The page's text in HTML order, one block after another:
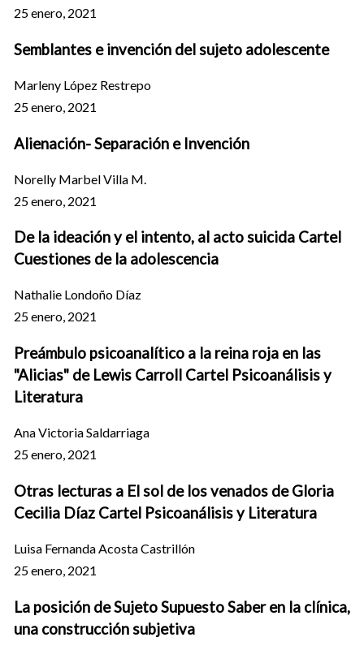
25 enero, 2021
Semblantes e invención del sujeto adolescente
Marleny López Restrepo
25 enero, 2021
Alienación- Separación e Invención
Norelly Marbel Villa M.
25 enero, 2021
De la ideación y el intento, al acto suicida Cartel
Cuestiones de la adolescencia
Nathalie Londoño Díaz
25 enero, 2021
Preámbulo psicoanalítico a la reina roja en las
"Alicias" de Lewis Carroll Cartel Psicoanálisis y
Literatura
Ana Victoria Saldarriaga
25 enero, 2021
Otras lecturas a El sol de los venados de Gloria
Cecilia Díaz Cartel Psicoanálisis y Literatura
Luisa Fernanda Acosta Castrillón
25 enero, 2021
La posición de Sujeto Supuesto Saber en la clínica,
una construcción subjetiva